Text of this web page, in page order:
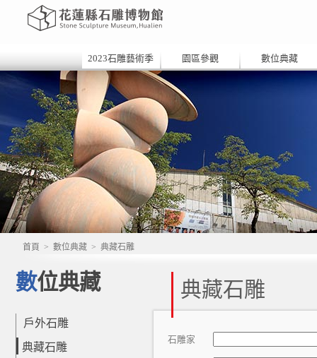
2023石雕藝術季 園區參觀 數位典藏
首頁 > 數位典藏 > 典藏石雕
數位典藏
戶外石雕
典藏石雕
典藏石雕
石雕家